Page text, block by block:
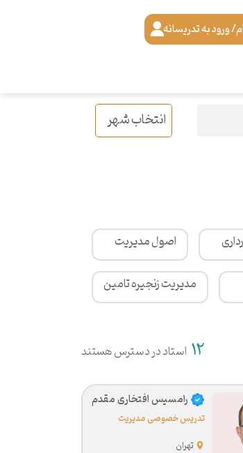
ورود به تدریسانه
انتخاب شهر
اصول مدیریت
مدیریت زنجیره تامین
12 استاد در دسترس هستند
تدریس خصوصی مدیریت
تهران